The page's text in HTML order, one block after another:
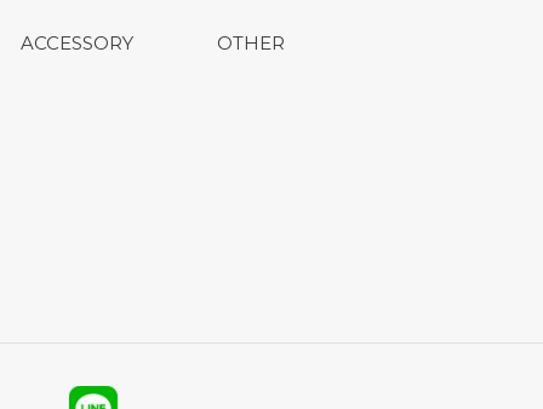
ACCESSORY OTHER